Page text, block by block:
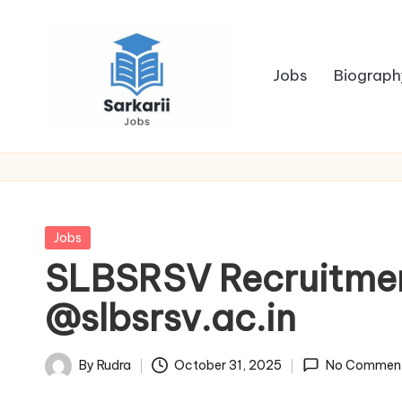
S
a
r
k
a
r
i
Jobs
Posted
Jobs
SLBSRSV
@slbsrsv.ac.in
Posted
By Rudra October 31, 2025 No